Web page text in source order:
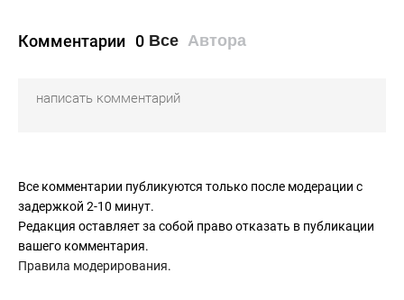
Комментарии 0 Все Автора
Все комментарии публикуются только после модерации с
задержкой 2-10 минут.
Редакция оставляет за собой право отказать в публикации
вашего комментария.
Правила модерирования.